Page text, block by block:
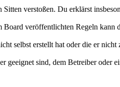
verstoßen. Du erklärst
veröffentlichten Regeln
selbst erstellt hat oder die er nicht
geeignet sind, dem Betreiber oder